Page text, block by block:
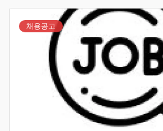
채용공고